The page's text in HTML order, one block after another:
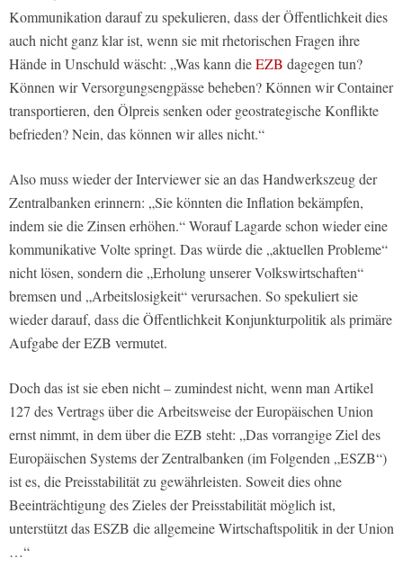
Kommunikation darauf zu spekulieren, dass der Öffentlichkeit dies
auch nicht ganz klar ist, wenn sie mit rhetorischen Fragen ihre
Hände in Unschuld wäscht: „Was kann dieEZB dagegen tun?
Können wir Versorgungsengpässe beheben? Können wir Container
transportieren, den Ölpreis senken oder geostrategische Konflikte
befrieden? Nein, das können wir alles nicht.“
Also muss wieder der Interviewer sie an das Handwerkszeug der
Zentralbanken erinnern: „Sie könnten die Inflation bekämpfen,
indem sie die Zinsen erhöhen.“ Worauf Lagarde schon wieder eine
kommunikative Volte springt. Das würde die „aktuellen Probleme“
nicht lösen, sondern die „Erholung unserer Volkswirtschaften“
bremsen und „Arbeitslosigkeit“ verursachen. So spekuliert sie
wieder darauf, dass die Öffentlichkeit Konjunkturpolitik als primäre
Aufgabe der EZB vermutet.
Doch das ist sie eben nicht – zumindest nicht, wenn man Artikel
127 des Vertrags über die Arbeitsweise der Europäischen Union
ernst nimmt, in dem über die EZB steht: „Das vorrangige Ziel des
Europäischen Systems der Zentralbanken (im Folgenden „ESZB“)
ist es, die Preisstabilität zu gewährleisten. Soweit dies ohne
Beeinträchtigung des Zieles der Preisstabilität möglich ist,
unterstützt das ESZB die allgemeine Wirtschaftspolitik in der Union
…“